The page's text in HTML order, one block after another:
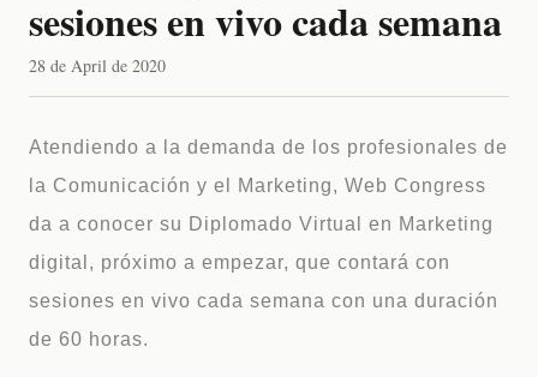
sesiones en vivo cada semana
28 de April de 2020
Atendiendo a la demanda de los profesionales de
la Comunicación y el Marketing, Web Congress
da a conocer su Diplomado Virtual en Marketing
digital, próximo a empezar, que contará con
sesiones en vivo cada semana con una duración
de 60 horas.